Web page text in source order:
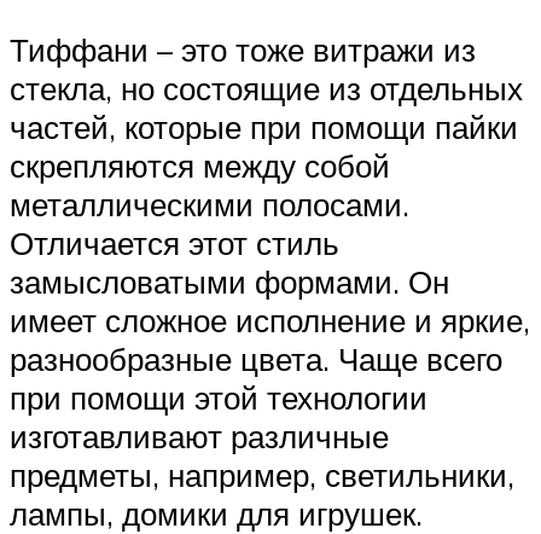
Тиффани – это тоже витражи из
стекла, но состоящие из отдельных
частей, которые при помощи пайки
скрепляются между собой
металлическими полосами.
Отличается этот стиль
замысловатыми формами. Он
имеет сложное исполнение и яркие,
разнообразные цвета. Чаще всего
при помощи этой технологии
изготавливают различные
предметы, например, светильники,
лампы, домики для игрушек.